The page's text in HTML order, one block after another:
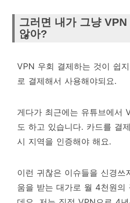
그러면 내가 그냥 VPN
않아?
VPN 우회 결제하는 것이 쉽
로 결제해서 사용해야되요.
게다가 최근에는 유튜브에서
도 하고 있습니다. 카드를 결
시 지역을 인증해야 해요.
이런 귀찮은 이슈들을 신경쓰
움을 받는 대가로 월 4천원의